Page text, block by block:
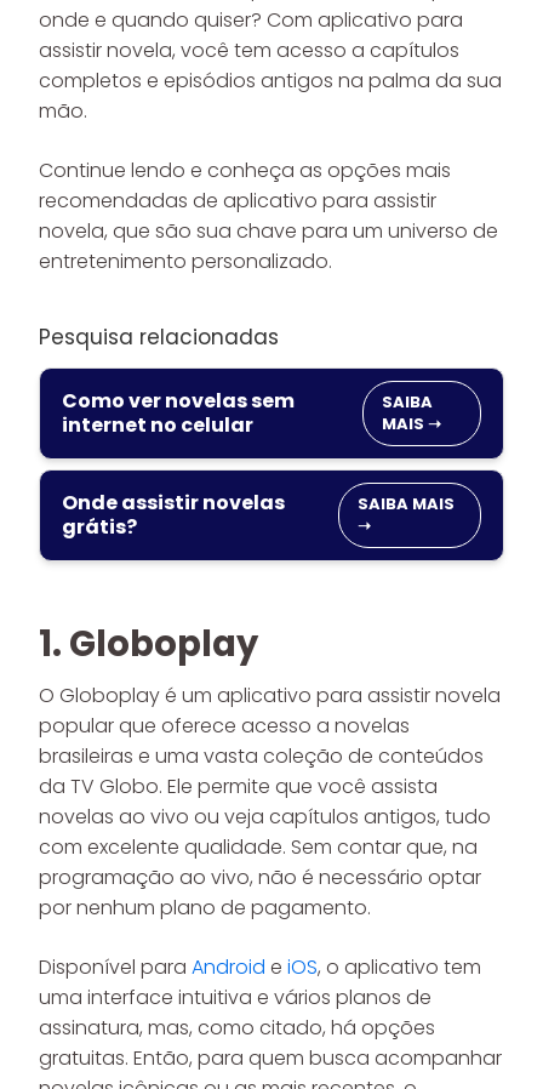
onde e quando quiser? Com aplicativo para
assistir novela, você tem acesso a capítulos
completos e episódios antigos na palma da sua
mão.
Continue lendo e conheça as opções mais
recomendadas de aplicativo para assistir
novela, que são sua chave para um universo de
entretenimento personalizado.
Pesquisa relacionadas
Como ver novelas sem
internet no celular
SAIBA
MAIS ➝
Onde assistir novelas
grátis?
SAIBA MAIS
➝
1. Globoplay
O Globoplay é um aplicativo para assistir novela
popular que oferece acesso a novelas
brasileiras e uma vasta coleção de conteúdos
da TV Globo. Ele permite que você assista
novelas ao vivo ou veja capítulos antigos, tudo
com excelente qualidade. Sem contar que, na
programação ao vivo, não é necessário optar
por nenhum plano de pagamento.
Disponível para Android e iOS, o aplicativo tem
uma interface intuitiva e vários planos de
assinatura, mas, como citado, há opções
gratuitas. Então, para quem busca acompanhar